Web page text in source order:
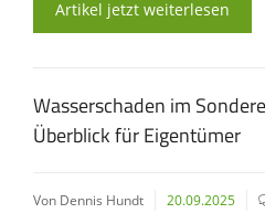
Artikel jetzt weiterlesen
Wasserschaden im
Überblick für Eigentümer
Von Dennis Hundt 20.09.2025